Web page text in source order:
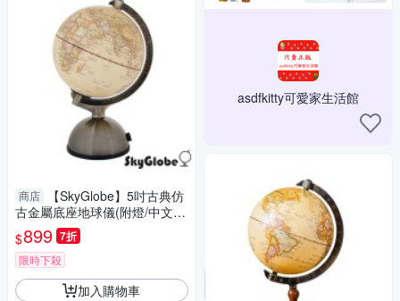
商店
【SkyGlobe】5吋古典仿
古金屬底座地球儀(附燈/中文
版)
$899 7折
限時下殺
加入購物車
asdfkitty可愛家生活館